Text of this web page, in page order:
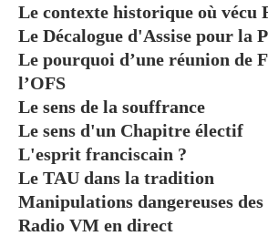
Le contexte historique où vécu
Le Décalogue d'Assise pour la
Le pourquoi d’une réunion de
l’OFS
Le sens de la souffrance
Le sens d'un Chapitre électif
L'esprit franciscain ?
Le TAU dans la tradition
Manipulations dangereuses
Radio VM en direct